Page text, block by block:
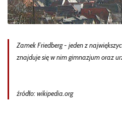
Zamek Friedberg - jeden z
znajduje się w nim gimnazjum oraz
źródło: wikipedia.org